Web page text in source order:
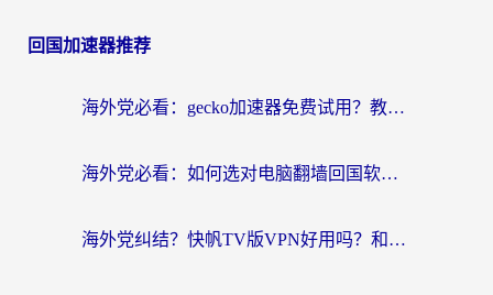
回国加速器推荐
海外党必看：gecko加速器免费试用？教你选对回国加速器，无缝刷国内剧玩游戏
海外党必看：如何选对电脑翻墙回国软件，轻松解锁国内资源？
海外党纠结？快帆TV版VPN好用吗？和扇贝手游VPN对比哪个回国效果更好？